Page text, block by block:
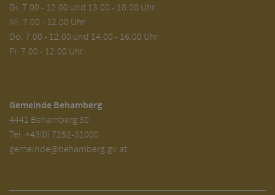
Di. 7.00 - 12.00 und 13.00 - 18.00 Uhr
Mi. 7.00 - 12.00 Uhr
Do. 7.00 - 12.00 und 14.00 - 16.00 Uhr
Fr. 7.00 - 12.00 Uhr
Gemeinde Behamberg
4441 Behamberg 30
Tel. +43(0) 7252-31000
gemeinde@behamberg.gv.at